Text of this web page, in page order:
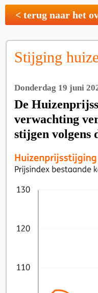
< terug naar het
Stijging
Donderdag 19 juni
De
verwachting
stijgen volgens